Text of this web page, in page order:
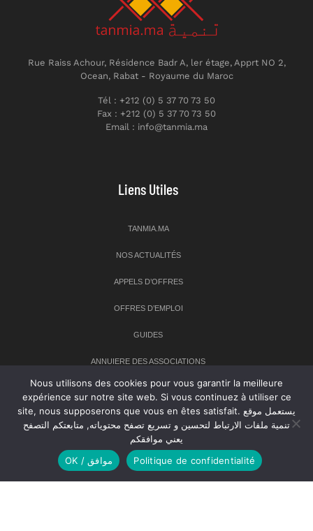
Rue Raiss Achour, Résidence Badr A, ler étage, Apprt NO 2,
Ocean, Rabat - Royaume du Maroc
Tél : +212 (0) 5 37 70 73 50
Fax : +212 (0) 5 37 70 73 50
Email : info@tanmia.ma
Liens Utiles
TANMIA.MA
NOS ACTUALITÉS
APPELS D’OFFRES
OFFRES D’EMPLOI
GUIDES
ANNUIERE DES ASSOCIATIONS
Newsletter
Inscrivez-vous à notre newsletter pour recevoir les dernières
nouvelles sur TANMIA
Nous utilisons des cookies pour vous garantir la meilleure
expérience sur notre site web. Si vous continuez à utiliser ce
site, nous supposerons que vous en êtes satisfait. يستعمل موقع
تنمية ملفات الارتباط لتحسين و تسريع تصفح محتوياته, متابعتكم التصفح
يعني موافقكم
OK / موافق
Politique de confidentialité